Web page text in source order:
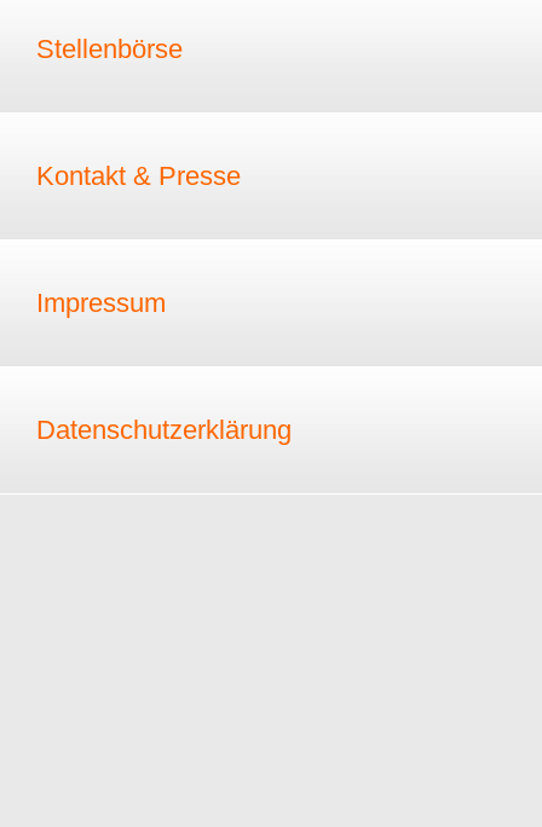
Stellenbörse
Kontakt & Presse
Impressum
Datenschutzerklärung